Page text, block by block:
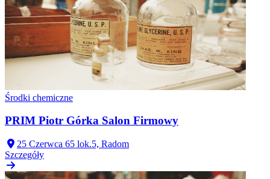
Środki chemiczne
PRIM Piotr Górka Salon Firmowy
25 Czerwca 65 lok.5, Radom
Szczegóły